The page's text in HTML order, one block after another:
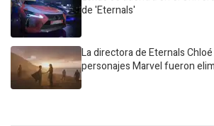
de 'Eternals'
La directora de Eternals
personajes Marvel fueron